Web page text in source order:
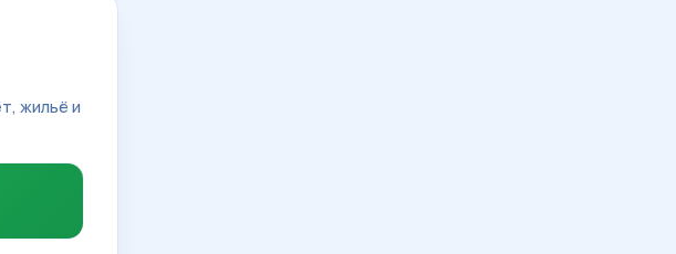
жильё и